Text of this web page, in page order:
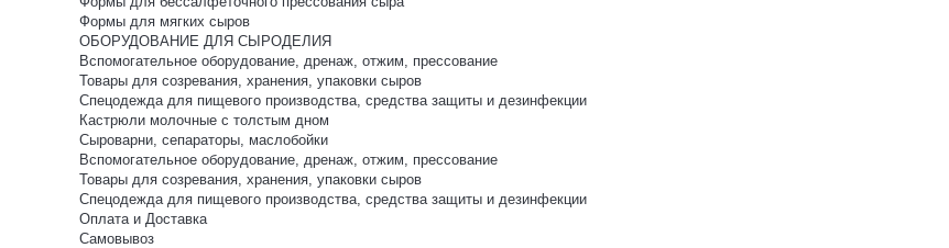
Формы для мягких сыров
ОБОРУДОВАНИЕ ДЛЯ СЫРОДЕЛИЯ
Вспомогательное оборудование, дренаж, отжим, прессование
Товары для созревания, хранения, упаковки сыров
Спецодежда для пищевого производства, средства защиты и дезинфекции
Кастрюли молочные с толстым дном
Сыроварни, сепараторы, маслобойки
Вспомогательное оборудование, дренаж, отжим, прессование
Товары для созревания, хранения, упаковки сыров
Спецодежда для пищевого производства, средства защиты и дезинфекции
Оплата и Доставка
Самовывоз